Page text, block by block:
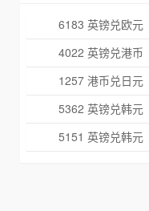
6183 英镑兑欧元
4022 英镑兑港币
1257 港币兑日元
5362 英镑兑韩元
5151 英镑兑韩元